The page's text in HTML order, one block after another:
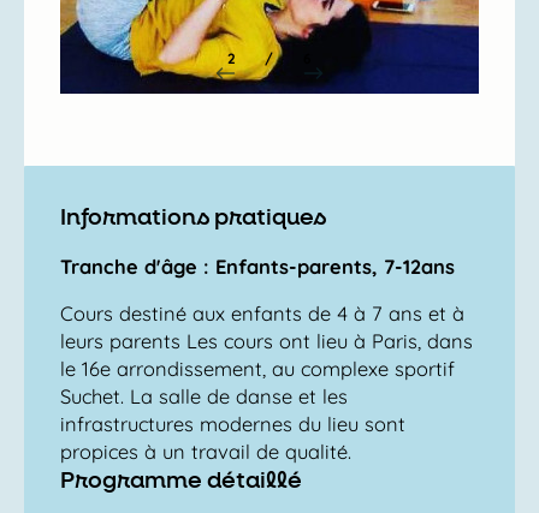
2 /
Informations pratiques
Tranche d'âge : Enfants-parents, 7-12ans
Cours destiné aux enfants de 4 à 7 ans et à
leurs parents Les cours ont lieu à Paris, dans
le 16e arrondissement, au complexe sportif
Suchet. La salle de danse et les
infrastructures modernes du lieu sont
propices à un travail de qualité.
Programme détaillé